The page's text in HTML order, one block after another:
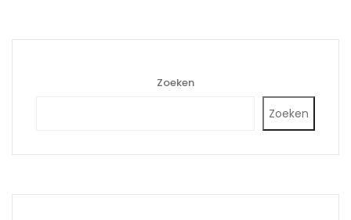
Zoeken
Zoeken